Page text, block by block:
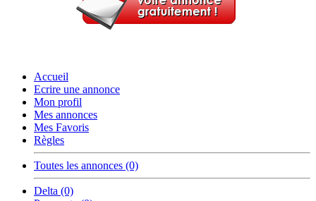
Accueil
Ecrire une annonce
Mon profil
Mes annonces
Mes Favoris
Règles
Toutes les annonces (0)
Delta (0)